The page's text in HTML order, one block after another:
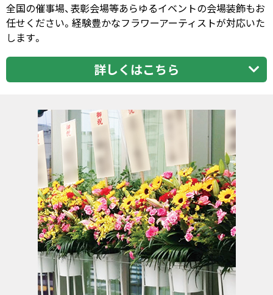
全国の催事場、表彰会場等あらゆるイベントの会場装飾もお
任せください。経験豊かなフラワーアーティストが対応いた
します。
詳しくはこちら